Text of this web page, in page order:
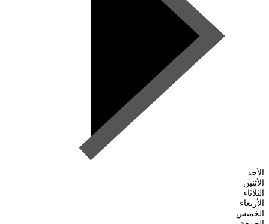
الأحد
الأثنين
الثلاثاء
الأربعاء
الخميس